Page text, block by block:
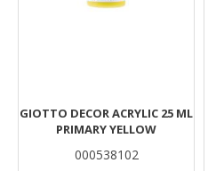
GIOTTO DECOR ACRYLIC 25 ML
PRIMARY YELLOW
000538102